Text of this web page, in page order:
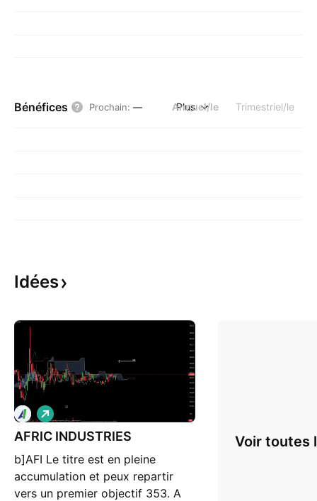
Bénéfices Prochain: — Annuel/le Trimestriel/le
Plus
Idées
AFRIC INDUSTRIES
b]AFI Le titre est en pleine
accumulation et peux repartir
vers un premier objectif 353. A
L
o
n
Voir toutes